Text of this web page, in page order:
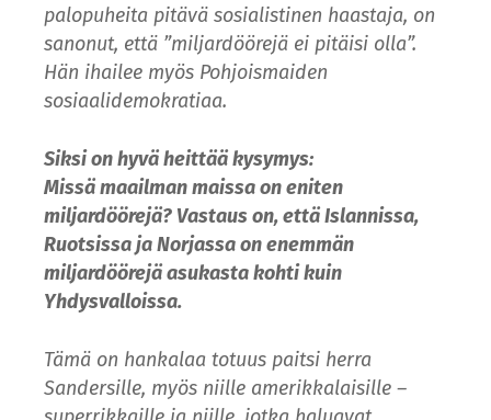
palopuheita pitävä sosialistinen haastaja, on
sanonut, että ”miljardöörejä ei pitäisi olla”.
Hän ihailee myös Pohjoismaiden
sosiaalidemokratiaa.
Siksi on hyvä heittää kysymys:
Missä maailman maissa on eniten
miljardöörejä? Vastaus on, että Islannissa,
Ruotsissa ja Norjassa on enemmän
miljardöörejä asukasta kohti kuin
Yhdysvalloissa.
Tämä on hankalaa totuus paitsi herra
Sandersille, myös niille amerikkalaisille –